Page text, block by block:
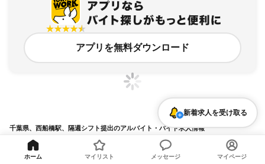
アプリを無料ダウンロード
千葉県、西船橋駅、隔週シフト提出のアルバイト・バイト求人情報
求人の詳細を表示
新着求人を受け取る
ホーム マイリスト メッセージ マイページ